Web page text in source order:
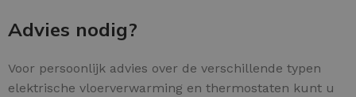
Advies nodig?
Voor persoonlijk advies over de verschillende typen
elektrische vloerverwarming en thermostaten kunt u